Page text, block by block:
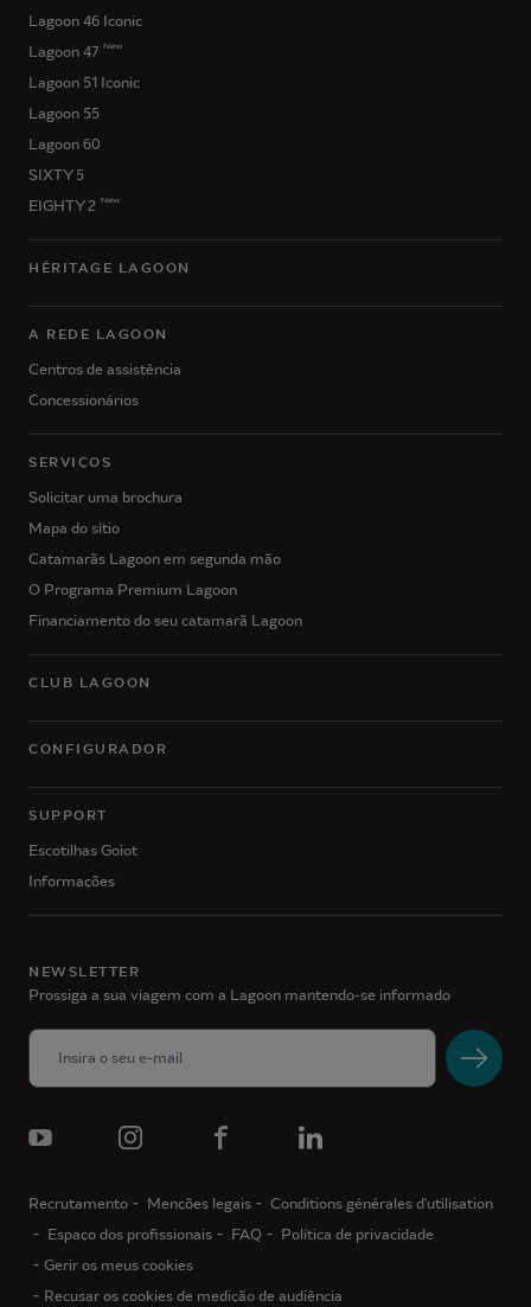
Lagoon 46 Iconic
Lagoon 47 New
Lagoon 51 Iconic
Lagoon 55
Lagoon 60
SIXTY 5
EIGHTY 2 New
HÉRITAGE LAGOON
A REDE LAGOON
Centros de assistência
Concessionários
SERVIÇOS
Solicitar uma brochura
Mapa do sítio
Catamarãs Lagoon em segunda mão
O Programa Premium Lagoon
Financiamento do seu catamarã Lagoon
CLUB LAGOON
CONFIGURADOR
SUPPORT
Escotilhas Goiot
Informações
NEWSLETTER
Prossiga a sua viagem com a Lagoon mantendo-se informado
Recrutamento Menções legais
Conditions générales d'utilisation
Espaço dos profissionais
FAQ
Política de privacidade
Gerir os meus cookies
Recusar os cookies de medição de audiência